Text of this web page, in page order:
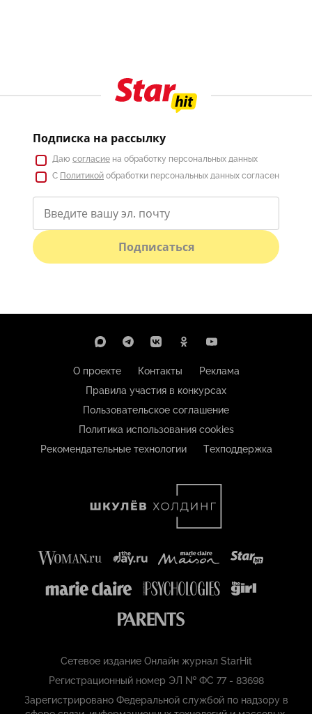
Подписка на рассылку
Даю согласие на обработку персональных данных
С Политикой обработки персональных данных согласен
Подписаться
О проекте Контакты
Реклама
Правила участия в конкурсах
Пользовательское соглашение
Политика использования cookies
Рекомендательные технологии
Техподдержка
Сетевое издание Онлайн журнал StarHit
Регистрационный номер ЭЛ № ФС 77 - 83698
Зарегистрировано Федеральной службой по надзору в